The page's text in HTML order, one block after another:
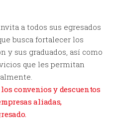
a todos sus egresados
busca fortalecer los
sus graduados, así como
que les permitan
convenios y descuentos
aliadas,